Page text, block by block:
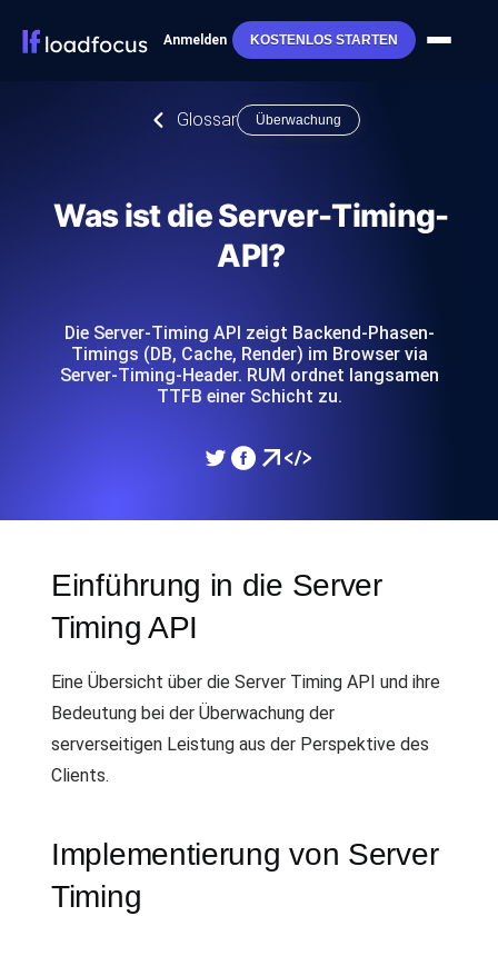
Anmelden KOSTENLOS STARTEN
Glossar Überwachung
Was ist die Server-Timing-
API?
Die Server-Timing API zeigt Backend-Phasen-
Timings (DB, Cache, Render) im Browser via
Server-Timing-Header. RUM ordnet langsamen
TTFB einer Schicht zu.
Einführung in die Server
Timing API
Eine Übersicht über die Server Timing API und ihre
Bedeutung bei der Überwachung der
serverseitigen Leistung aus der Perspektive des
Clients.
Implementierung von Server
Timing